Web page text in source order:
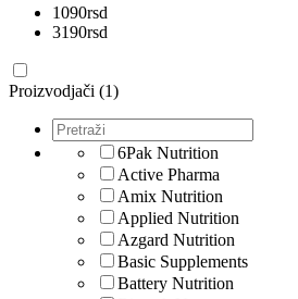
1090rsd
3190rsd
Proizvodjači (1)
6Pak Nutrition
Active Pharma
Amix Nutrition
Applied Nutrition
Azgard Nutrition
Basic Supplements
Battery Nutrition